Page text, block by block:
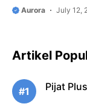
Aurora July 12,
Artikel
#1 Pijat